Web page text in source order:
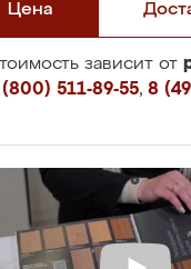
Цена
зависит от
511-89-55, 8